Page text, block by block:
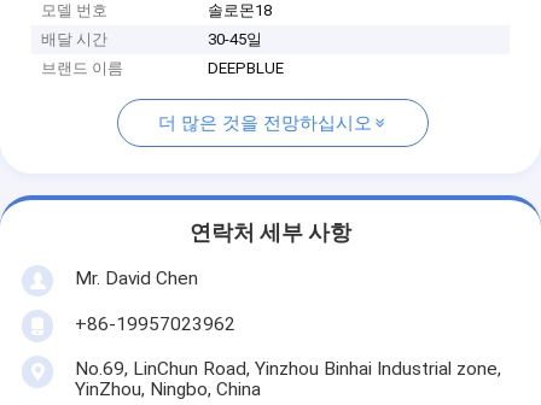
모델 번호
솔로몬18
배달 시간
30-45일
브랜드 이름
DEEPBLUE
더 많은 것을 전망하십시오
연락처 세부 사항
Mr. David Chen
+86-19957023962
No.69, LinChun Road, Yinzhou Binhai Industrial zone,
YinZhou, Ningbo, China